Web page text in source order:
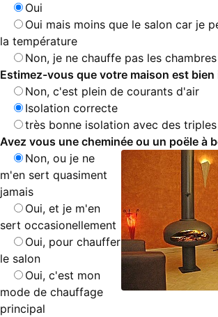
Oui
Oui mais moins que le salon car je
la température
Non, je ne chauffe pas les chambres
Estimez-vous que votre maison est bien
Non, c'est plein de courants d'air
Isolation correcte
très bonne isolation avec des
Avez vous une cheminée ou un poële à
Non, ou je ne
m'en sert quasiment
jamais
Oui, et je m'en
sert occasionellement
Oui, pour chauffer
le salon
Oui, c'est mon
mode de chauffage
principal